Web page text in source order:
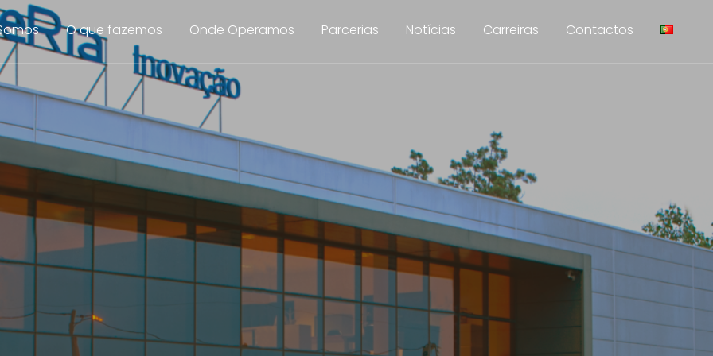
O que fazemos Onde Operamos Parcerias Notícias Carreiras Contactos